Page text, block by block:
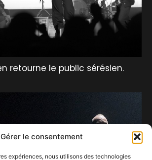
Gérer le consentement
expériences, nous utilisons des technologies
retourne le public sérésien.